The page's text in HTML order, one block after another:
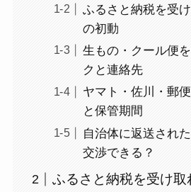
ふるさと納税を受
の初動
生もの・クール便
クと連絡先
ヤマト・佐川・郵
と保管期間
自治体に返送され
交渉できる？
ふるさと納税を受け